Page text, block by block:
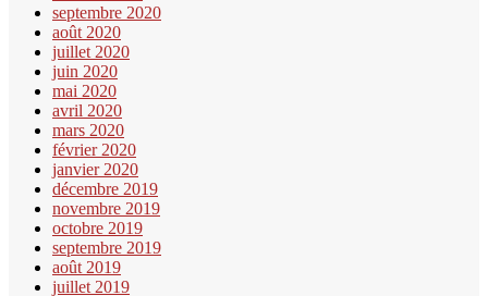
septembre 2020
août 2020
juillet 2020
juin 2020
mai 2020
avril 2020
mars 2020
février 2020
janvier 2020
décembre 2019
novembre 2019
octobre 2019
septembre 2019
août 2019
juillet 2019